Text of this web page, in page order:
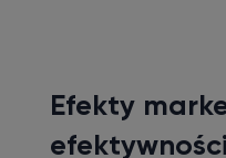
Efekty